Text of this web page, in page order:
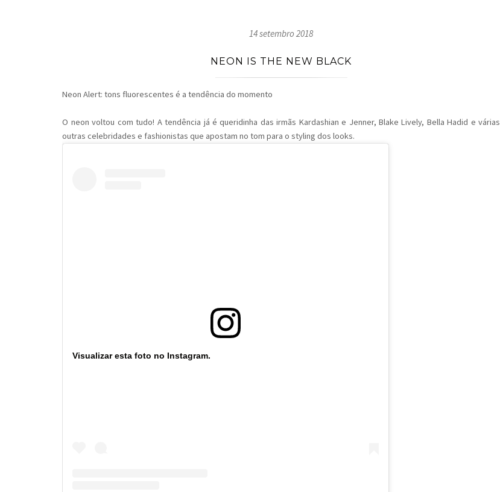
14 setembro 2018
NEON IS THE NEW BLACK
Neon Alert: tons fluorescentes é a tendência do momento
O neon voltou com tudo! A tendência já é queridinha das irmãs Kardashian e Jenner, Blake Lively, Bella Hadid e várias
outras celebridades e fashionistas que apostam no tom para o styling dos looks.
Visualizar esta foto no Instagram.